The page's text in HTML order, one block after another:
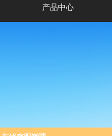
产品中心